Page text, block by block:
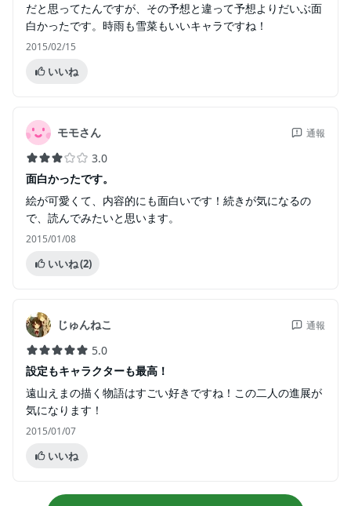
だと思ってたんですが、その予想と違って予想よりだいぶ面
白かったです。時雨も雪菜もいいキャラですね！
2015/02/15
いいね
モモさん 通報
3.0
面白かったです。
絵が可愛くて、内容的にも面白いです！続きが気になるの
で、読んでみたいと思います。
2015/01/08
いいね(2)
じゅんねこ 通報
5.0
設定もキャラクターも最高！
遠山えまの描く物語はすごい好きですね！この二人の進展が
気になります！
2015/01/07
いいね